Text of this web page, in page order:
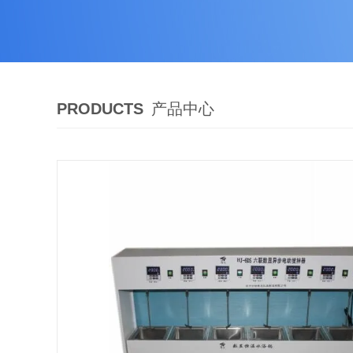
PRODUCTS 产品中心